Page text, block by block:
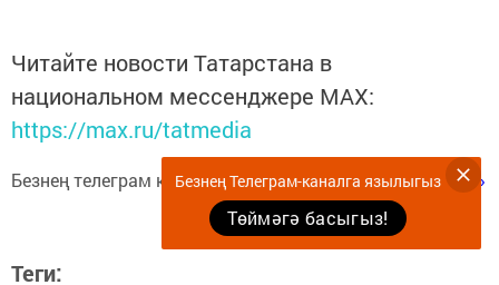
Читайте новости Татарстана в
национальном мессенджере MАХ:
https://max.ru/tatmedia
Безнең телеграм каналга язылыгыз«Көмеш кыңгырау»
Теги:
Безнең Телеграм-каналга язылыгыз
Төймәгә басыгыз!